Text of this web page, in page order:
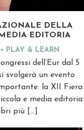
DELLA
EDITORIA
PLAY & LEARN
dell’Eur dal 5
svolgerà un evento
la XII Fiera
e media editoria:
più […]